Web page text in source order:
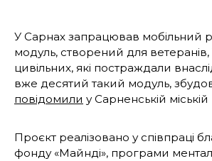
У Сарнах запрацював мобільний
модуль, створений для ветеранів,
цивільних, які постраждали
вже десятий такий модуль,
повідомили у Сарненській міській
Проєкт реалізовано у співпраці
фонду «Майнді», програми